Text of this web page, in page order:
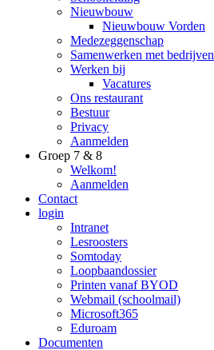
Nieuwbouw
Nieuwbouw Vorden
Medezeggenschap
Samenwerken met bedrijven
Werken bij
Vacatures
Ons restaurant
Bestuur
Privacy
Aanmelden
Groep 7 & 8
Welkom!
Aanmelden
Contact
login
Intranet
Lesroosters
Somtoday
Loopbaandossier
Printen vanaf BYOD
Webmail (schoolmail)
Microsoft365
Eduroam
Documenten